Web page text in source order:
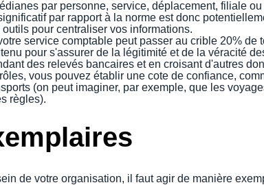
par personne, service, déplacement, filiale
par rapport à la norme est donc
pour centraliser vos informations.
service comptable peut passer au crible 20% de
pour s'assurer de la légitimité et de la véracité
des relevés bancaires et en croisant d'autres
vous pouvez établir une cote de confiance,
(on peut imaginer, par exemple, que les
règles).
de votre organisation, il faut agir de manière